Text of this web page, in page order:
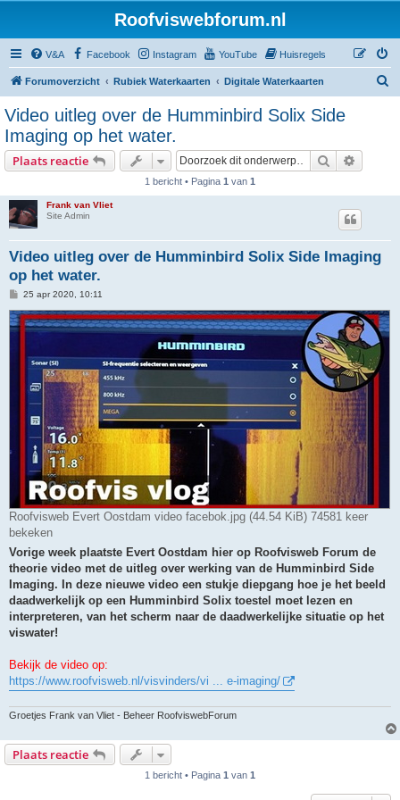
Roofviswebforum.nl
V&A Facebook Instagram YouTube Huisregels
Forumoverzicht Rubiek Waterkaarten Digitale Waterkaarten
Video uitleg over de Humminbird Solix Side
Imaging op het water.
Plaats reactie Zoek
1 bericht • Pagina 1 van 1
Frank van Vliet
Site Admin
Video uitleg over de Humminbird Solix Side Imaging
op het water.
B
r
i
25 apr 2020, 10:11
Roofvisweb Evert Oostdam video facebok.jpg (44.54 KiB) 74581 keer
bekeken
Vorige week plaatste Evert Oostdam hier op Roofvisweb Forum de
theorie video met de uitleg over werking van de Humminbird Side
Imaging. In deze nieuwe video een stukje diepgang hoe je het beeld
daadwerkelijk op een Humminbird Solix toestel moet lezen en
interpreteren, van het scherm naar de daadwerkelijke situatie op het
viswater!
Bekijk de video op:
https://www.roofvisweb.nl/visvinders/vi ... e-imaging/
Groetjes Frank van Vliet - Beheer RoofviswebForum
Plaats reactie
1 bericht • Pagina 1 van 1